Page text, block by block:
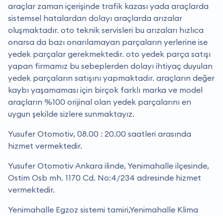
araçlar zaman içerişinde trafik kazası yada araçlarda
sistemsel hatalardan dolayı araçlarda arızalar
oluşmaktadır. oto teknik servisleri bu arızaları hızlıca
onarsa da bazı onarılamayan parçaların yerlerine ise
yedek parçalar gerekmektedir. oto yedek parça satışı
yapan firmamız bu sebeplerden dolayı ihtiyaç duyulan
yedek parçaların satışını yapmaktadır. araçların değer
kaybı yaşamaması için birçok farklı marka ve model
araçların %100 orijinal olan yedek parçalarını en
uygun şekilde sizlere sunmaktayız.
Yusufer Otomotiv, 08.00 : 20.00 saatleri arasında
hizmet vermektedir.
Yusufer Otomotiv Ankara ilinde, Yenimahalle ilçesinde,
Ostim Osb mh. 1170 Cd. No:4/234 adresinde hizmet
vermektedir.
Yenimahalle Egzoz sistemi tamiri,Yenimahalle Klima